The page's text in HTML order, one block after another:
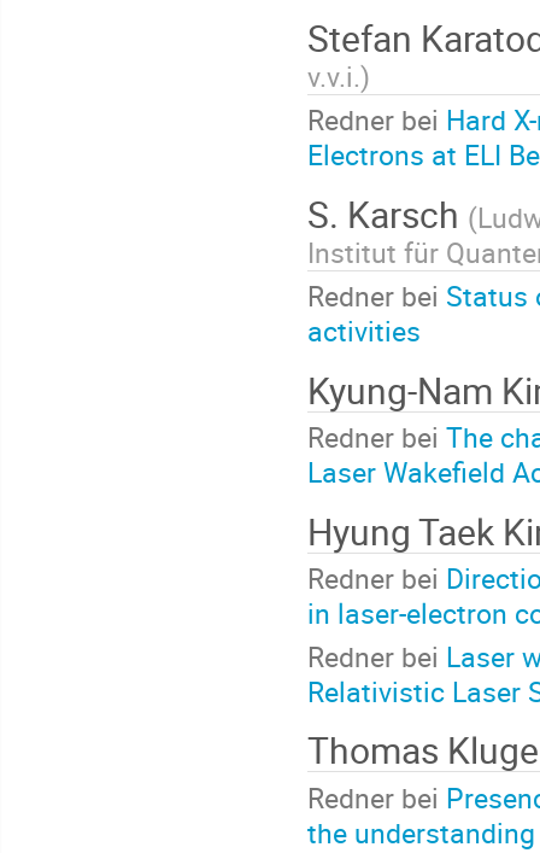
Stefan
v.v.i.)
Redner bei Hard
Electrons at ELI
S. Karsch (
Institut für
Redner bei Status
activities
Kyung-Nam
Redner bei The
Laser Wakefield
Hyung Taek
Redner bei
in laser-electron
Redner bei Laser
Relativistic Laser
Thomas Kluge
Redner bei
the